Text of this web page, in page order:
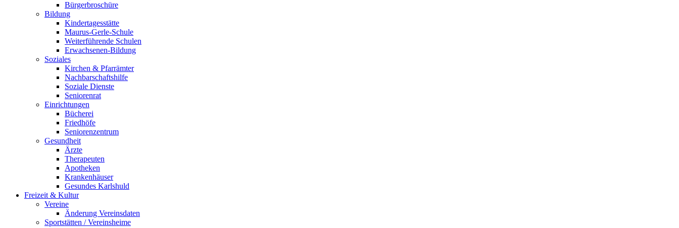
Bürgerbroschüre
Bildung
Kindertagesstätte
Maurus-Gerle-Schule
Weiterführende Schulen
Erwachsenen-Bildung
Soziales
Kirchen & Pfarrämter
Nachbarschaftshilfe
Soziale Dienste
Seniorenrat
Einrichtungen
Bücherei
Friedhöfe
Seniorenzentrum
Gesundheit
Ärzte
Therapeuten
Apotheken
Krankenhäuser
Gesundes Karlshuld
Freizeit & Kultur
Vereine
Änderung Vereinsdaten
Sportstätten / Vereinsheime